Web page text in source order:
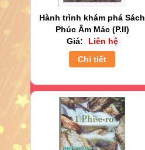
Hành trình khám phá Sách
Phúc Âm Mác (P.II)
Giá:
Liên hệ
Chi tiết